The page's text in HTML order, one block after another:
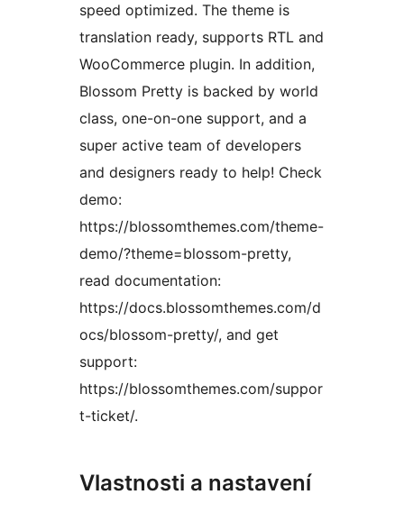
speed optimized. The theme is
translation ready, supports RTL and
WooCommerce plugin. In addition,
Blossom Pretty is backed by world
class, one-on-one support, and a
super active team of developers
and designers ready to help! Check
demo:
https://blossomthemes.com/theme-
demo/?theme=blossom-pretty,
read documentation:
https://docs.blossomthemes.com/d
ocs/blossom-pretty/, and get
support:
https://blossomthemes.com/suppor
t-ticket/.
Vlastnosti a nastavení